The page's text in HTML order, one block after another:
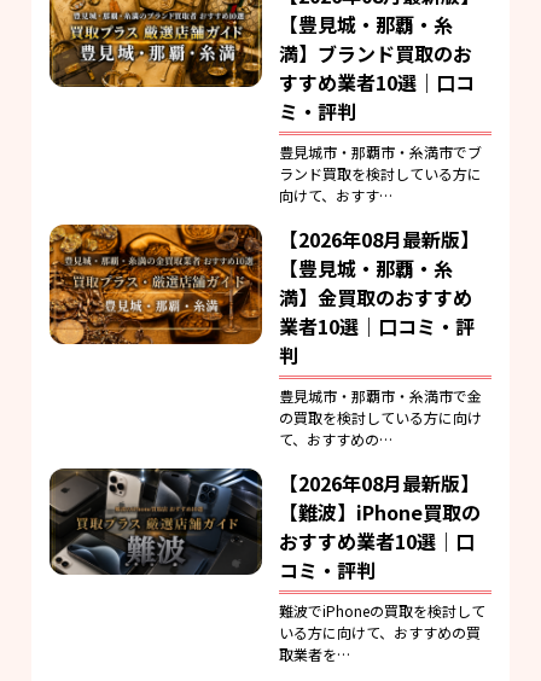
【豊見城・那覇・糸
満】ブランド買取のお
すすめ業者10選｜口コ
ミ・評判
豊見城市・那覇市・糸満市でブ
ランド買取を検討している方に
向けて、おすす…
【2026年08月最新版】
【豊見城・那覇・糸
満】金買取のおすすめ
業者10選｜口コミ・評
判
豊見城市・那覇市・糸満市で金
の買取を検討している方に向け
て、おすすめの…
【2026年08月最新版】
【難波】iPhone買取の
おすすめ業者10選｜口
コミ・評判
難波でiPhoneの買取を検討して
いる方に向けて、おすすめの買
取業者を…